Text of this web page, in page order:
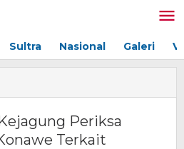
Sultra Nasional Galeri
Periksa
Terkait